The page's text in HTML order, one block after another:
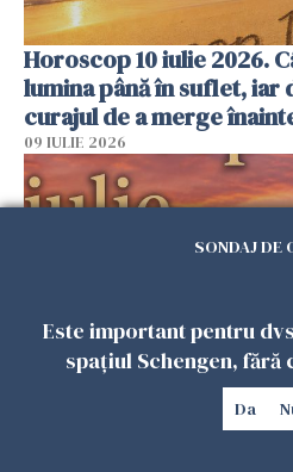
Horoscop 10 iulie 2026.
lumina până în suflet, iar
curajul de a merge
09 IULIE 2026
Horoscop 9 iulie 2026.
SONDAJ DE
Este important pentru
spațiul Schengen,
Da